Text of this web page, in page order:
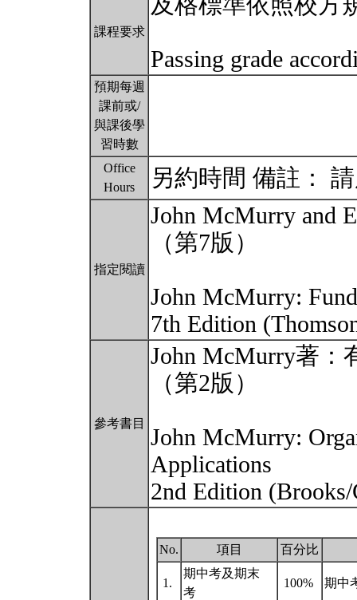
課程要求
Passing grade
預期每週
課前或/
與課後學
習時數
Office
Hours
另約時間 備註：
指定閱讀
John McMurry and
（第7版）
John McMurry:
7th Edition
參考書目
John McMurry著
（第2版）
John McMurry:
Applications
2nd Edition
No. 項目 百分比
1.
期中考及期末
考
100% 期中